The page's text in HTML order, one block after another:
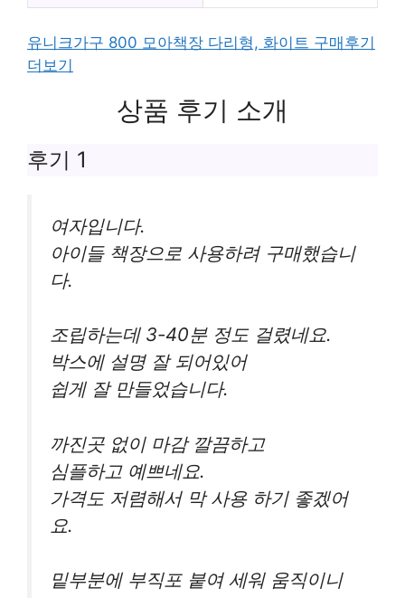
유니크가구 800 모아책장 다리형, 화이트 구매후기
더보기
상품 후기 소개
후기 1
여자입니다.
아이들 책장으로 사용하려 구매했습니
다.
조립하는데 3-40분 정도 걸렸네요.
박스에 설명 잘 되어있어
쉽게 잘 만들었습니다.
까진곳 없이 마감 깔끔하고
심플하고 예쁘네요.
가격도 저렴해서 막 사용 하기 좋겠어
요.
밑부분에 부직포 붙여 세워 움직이니